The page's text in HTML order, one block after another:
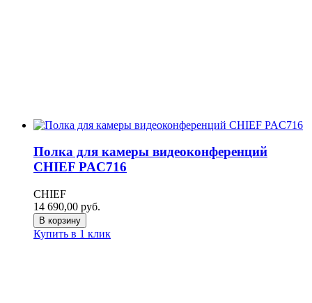
Полка для камеры видеоконференций
CHIEF PAC716
CHIEF
14 690,00 руб.
В корзину
Купить в 1 клик